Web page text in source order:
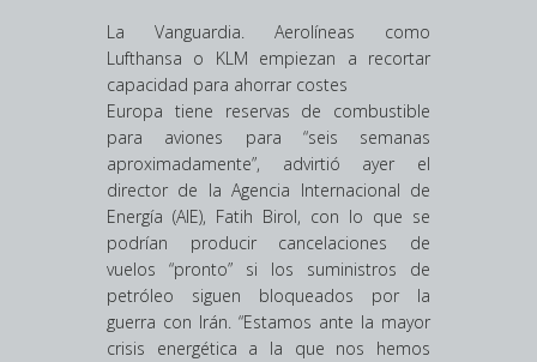
La Vanguardia. Aerolíneas como
Lufthansa o KLM empiezan a recortar
capacidad para ahorrar costes
Europa tiene reservas de combustible
para aviones para “seis semanas
aproximadamente”, advirtió ayer el
director de la Agencia Internacional de
Energía (AIE), Fatih Birol, con lo que se
podrían producir cancelaciones de
vuelos “pronto” si los suministros de
petróleo siguen bloqueados por la
guerra con Irán. “Estamos ante la mayor
crisis energética a la que nos hemos